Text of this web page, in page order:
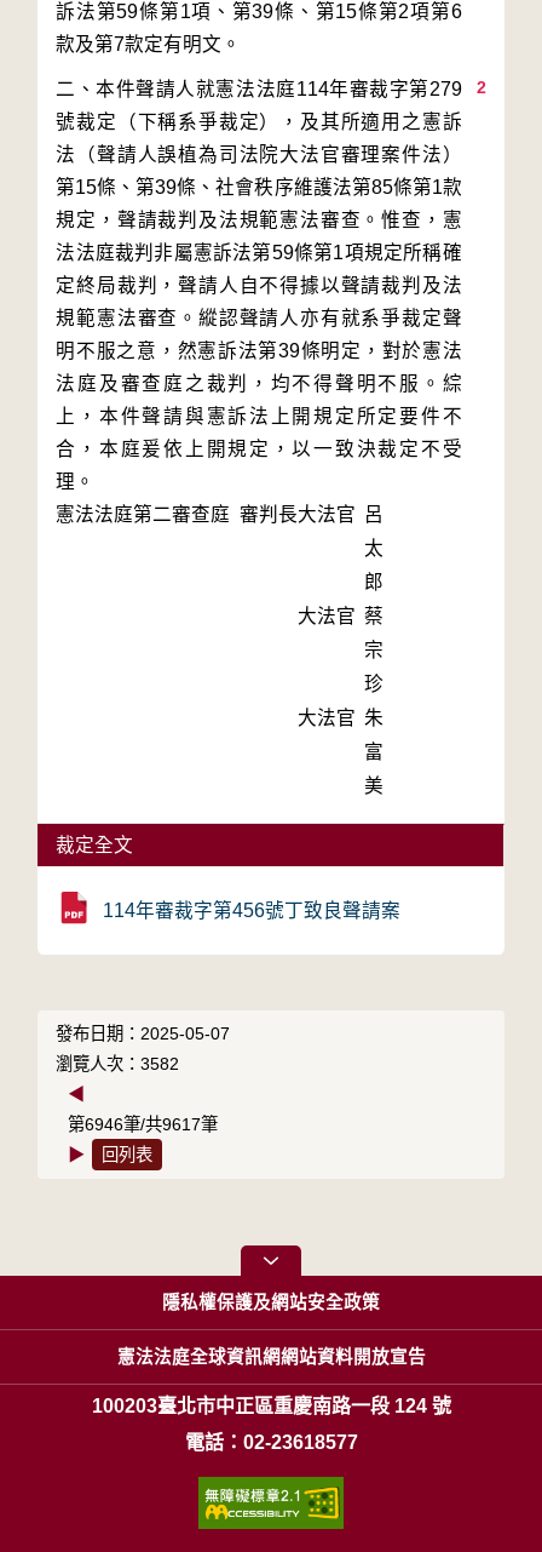
訴法第59條第1項、第39條、第15條第2項第6
2
二、本件聲請人就憲法法庭114年審裁字第279
號裁定（下稱系爭裁定），及其所適用之憲訴
法（聲請人誤植為司法院大法官審理案件法）
第15條、第39條、社會秩序維護法第85條第1款
規定，聲請裁判及法規範憲法審查。惟查，憲
法法庭裁判非屬憲訴法第59條第1項規定所稱確
定終局裁判，聲請人自不得據以聲請裁判及法
規範憲法審查。縱認聲請人亦有就系爭裁定聲
明不服之意，然憲訴法第39條明定，對於憲法
法庭及審查庭之裁判，均不得聲明不服。綜
上，本件聲請與憲訴法上開規定所定要件不
合，本庭爰依上開規定，以一致決裁定不受
理。
憲法法庭第二審查庭 審判長大法官 呂
太
郎
大法官 蔡
宗
珍
大法官 朱
富
美
裁定全文
114年審裁字第456號丁致良聲請案
發布日期：2025-05-07
瀏覽人次：3582
◀
第6946筆/共9617筆
▶
回列表
隱私權保護及網站安全政策
憲法法庭全球資訊網網站資料開放宣告
100203臺北市中正區重慶南路一段 124 號
電話：02-23618577